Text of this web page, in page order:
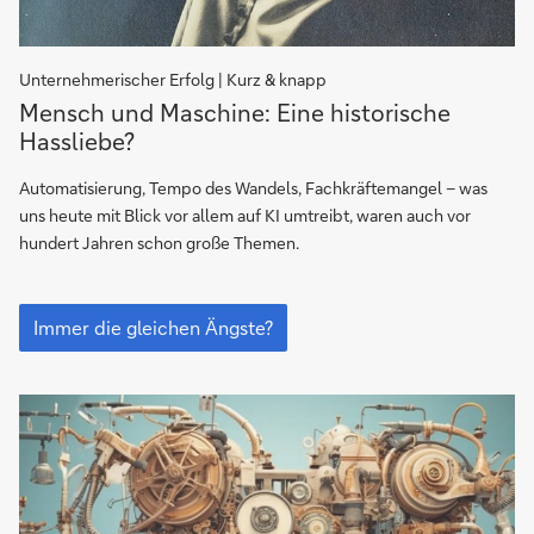
Unternehmerischer Erfolg | Kurz & knapp
Wie
wir
früher
gearbeitet
haben
–
Nöte
einst
und
jetzt?
Mensch und Maschine: Eine historische
Hassliebe?
Automatisierung, Tempo des Wandels, Fachkräftemangel – was
uns heute mit Blick vor allem auf KI umtreibt, waren auch vor
hundert Jahren schon große Themen.
Wie
wir
früher
haben
–
gleiche
Nöte
einst
und
Immer die gleichen Ängste?